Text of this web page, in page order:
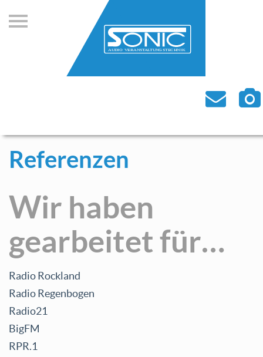
Startseite
Tontechnik
Lichttechnik
Spezialeffekte
Partyanlagen
Referenzen
Wir haben
gearbeitet für…
Radio Rockland
Radio Regenbogen
Radio21
BigFM
RPR.1